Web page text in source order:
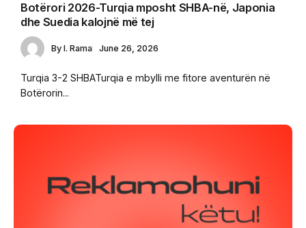
Botërori 2026-Turqia mposht SHBA-në, Japonia
dhe Suedia kalojnë më tej
By I. Rama June 26, 2026
Turqia 3-2 SHBATurqia e mbylli me fitore aventurën në
Botërorin...